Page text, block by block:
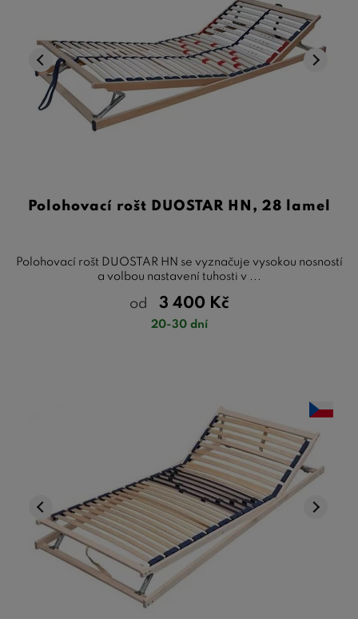
Polohovací rošt DUOSTAR HN, 28 lamel
Polohovací rošt DUOSTAR HN se vyznačuje vysokou nosností
a volbou nastavení tuhosti v ...
od 3 400 Kč
20-30 dní